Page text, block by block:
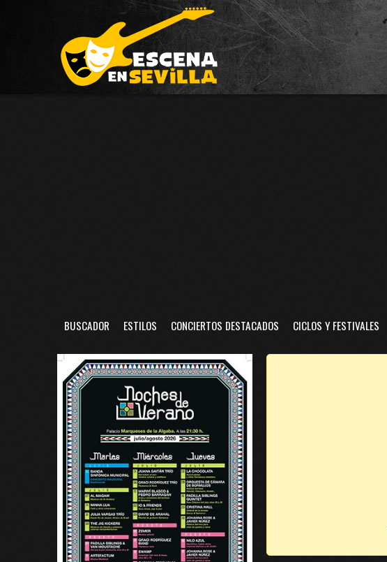
BUSCADOR ESTILOS CONCIERTOS DESTACADOS CICLOS Y FESTIVALES